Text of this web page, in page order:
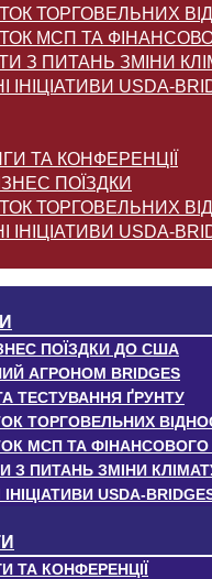
ТОРГОВЕЛЬНИХ
МСП ТА
З ПИТАНЬ ЗМІНИ
ІНІЦІАТИВИ USDA-
ТА КОНФЕРЕНЦІЇ
ПОЇЗДКИ
ТОРГОВЕЛЬНИХ
ІНІЦІАТИВИ USDA-
ПОЇЗДКИ ДО США
АГРОНОМ BRIDGES
ТЕСТУВАННЯ ҐРУНТУ
ТОРГОВЕЛЬНИХ
МСП ТА ФІНАНСОВОГО
З ПИТАНЬ ЗМІНИ
USDA-
ТА КОНФЕРЕНЦІЇ